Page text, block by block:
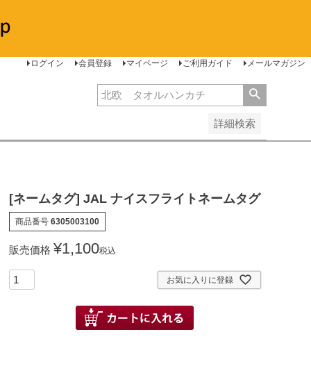
ログイン 会員登録 マイページ ご利用ガイド メールマガジン
詳細検索
順
[ネームタグ] JAL ナイスフライトネームタグ
商品番号 6305003100
販売価格 ¥1,100税込
お気に入りに登録